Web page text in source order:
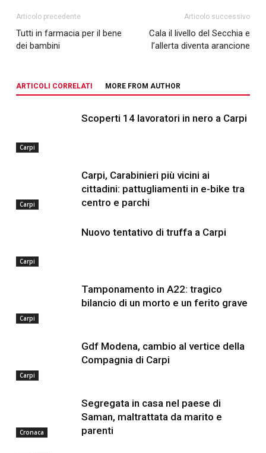
Articolo precedente
Tutti in farmacia per il bene
dei bambini
Articolo successivo
Cala il livello del Secchia e
l’allerta diventa arancione
ARTICOLI CORRELATI MORE FROM AUTHOR
Carpi
Scoperti 14 lavoratori in nero a Carpi
Carpi
Carpi, Carabinieri più vicini ai
cittadini: pattugliamenti in e-bike tra
centro e parchi
Carpi
Nuovo tentativo di truffa a Carpi
Carpi
Tamponamento in A22: tragico
bilancio di un morto e un ferito grave
Carpi
Gdf Modena, cambio al vertice della
Compagnia di Carpi
Cronaca
Segregata in casa nel paese di
Saman, maltrattata da marito e
parenti